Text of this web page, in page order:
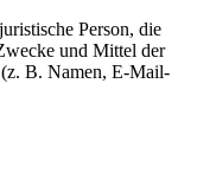
Person, die
und Mittel der
(z. B. Namen, E-Mail-